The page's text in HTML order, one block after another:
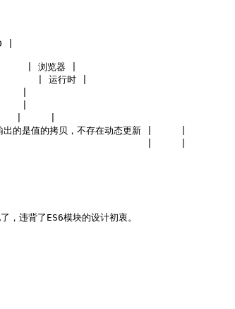
|
| 浏览器 |
| 运行时 |
|
|
|     |
是值的拷贝，不存在动态更新 |     |
报错。 |                               |     |
违背了ES6模块的设计初衷。